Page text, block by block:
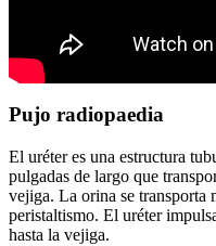
Pujo radiopaedia
El uréter es una estructura
pulgadas de largo que
vejiga. La orina se transporta
peristaltismo. El uréter
hasta la vejiga.